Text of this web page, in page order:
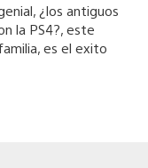
¿los antiguos
la PS4?, este
es el exito